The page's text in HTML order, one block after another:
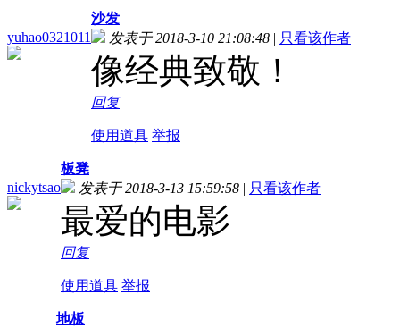
yuhao0321011
沙发
发表于 2018-3-10 21:08:48 | 只看该作者
像经典致敬！
回复
使用道具 举报
nickytsao
板凳
发表于 2018-3-13 15:59:58 | 只看该作者
最爱的电影
回复
使用道具 举报
地板